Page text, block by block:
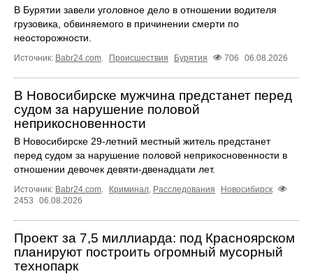
В Бурятии завели уголовное дело в отношении водителя
грузовика, обвиняемого в причинении смерти по
неосторожности.
Источник: Babr24.com Происшествия Бурятия 706 06.08.2026
В Новосибирске мужчина предстанет перед
судом за нарушение половой
неприкосновенности
В Новосибирске 29-летний местный житель предстанет
перед судом за нарушение половой неприкосновенности в
отношении девочек девяти-двенадцати лет.
Источник: Babr24.com Криминал Расследования
Новосибирск
2453
06.08.2026
Проект за 7,5 миллиарда: под Красноярском
планируют построить огромный мусорный
технопарк